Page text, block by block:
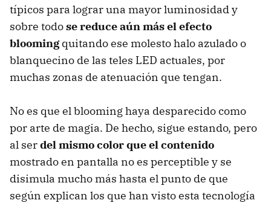
típicos para lograr una mayor luminosidad y
sobre todose reduce aún más el efecto
bloomingquitando ese molesto halo azulado o
blanquecino de las teles LED actuales, por
muchas zonas de atenuación que tengan.
No es que el blooming haya desparecido como
por arte de magia. De hecho, sigue estando, pero
al serdel mismo color que el contenido
mostrado en pantalla no es perceptible y se
disimula mucho más hasta el punto de que
según explican los que han visto esta tecnología